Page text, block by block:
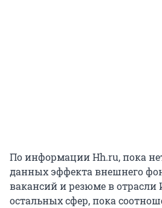
По информации Hh.ru, пока
данных эффекта внешнего
вакансий и резюме в отрасли
остальных сфер, пока